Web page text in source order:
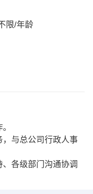
限/年龄
与总公司行政人事
各级部门沟通协调